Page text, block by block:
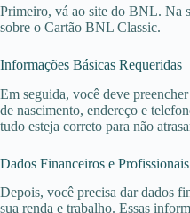
Primeiro, vá ao site do BNL. Na
sobre o Cartão BNL Classic.
Informações Básicas Requeridas
Em seguida, você deve
de nascimento, endereço e
tudo esteja correto para não
Dados Financeiros e Profissionais
Depois, você precisa dar dados
sua renda e trabalho. Essas